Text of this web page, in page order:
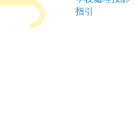
指引